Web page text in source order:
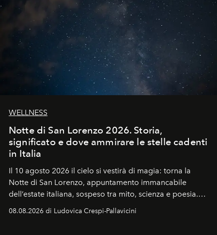
WELLNESS
Notte di San Lorenzo 2026. Storia,
significato e dove ammirare le stelle cadenti
in Italia
Il 10 agosto 2026 il cielo si vestirà di magia: torna la
Notte di San Lorenzo, appuntamento immancabile
dell’estate italiana, sospeso tra mito, scienza e poesia.
Sarà il momento in cui gli occhi si alzano verso la volta
celeste per seguire il passaggio delle
08.08.2026 di Ludovica Crespi-Pallavicini